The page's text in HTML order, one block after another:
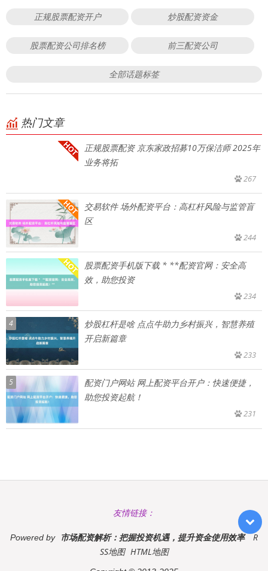
正规股票配资开户 炒股配资资金
股票配资公司排名榜 前三配资公司
全部话题标签
热门文章
正规股票配资 京东家政招募10万保洁师 2025年
业务将拓
267
交易软件 场外配资平台：高杠杆风险与监管盲
区
244
股票配资手机版下载 * **配资官网：安全高
效，助您投资
234
4
炒股杠杆是啥 点点牛助力乡村振兴，智慧养殖
开启新篇章
233
5
配资门户网站 网上配资平台开户：快速便捷，
助您投资起航！
231
友情链接：
Powered by 市场配资解析：把握投资机遇，提升资金使用效率
R
SS地图 HTML地图